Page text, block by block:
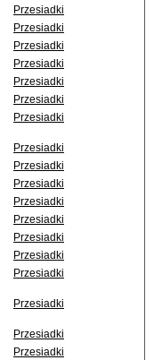
Przesiadki
Przesiadki
Przesiadki
Przesiadki
Przesiadki
Przesiadki
Przesiadki
Przesiadki
Przesiadki
Przesiadki
Przesiadki
Przesiadki
Przesiadki
Przesiadki
Przesiadki
Przesiadki
Przesiadki
Przesiadki